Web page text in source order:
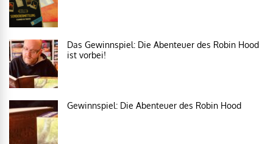
Das Gewinnspiel: Die Abenteuer des Robin Hood
ist vorbei!
Gewinnspiel: Die Abenteuer des Robin Hood